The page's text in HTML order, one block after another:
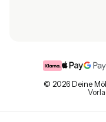
© 2026 Deine